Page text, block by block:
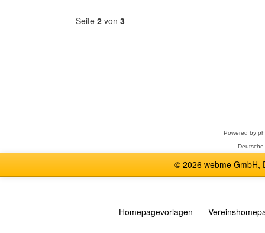
Seite 2 von 3
Powered by
© 2026 webme GmbH,
Homepagevorlagen